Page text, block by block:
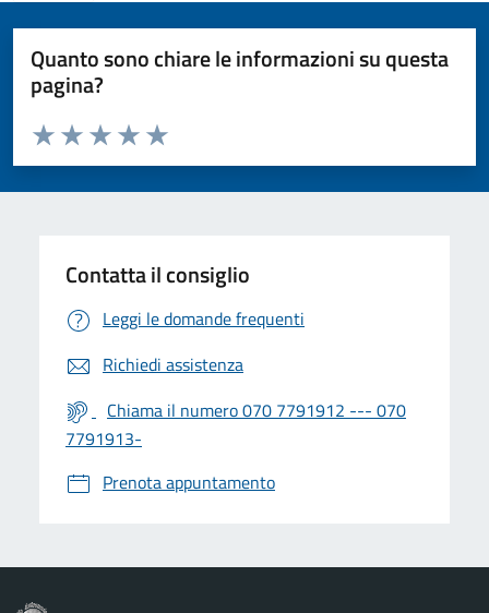
Quanto sono chiare le informazioni su questa
pagina?
Valuta da 1 a 5 stelle la pagina
Valuta 5 stelle su 5
Valuta 4 stelle su 5
Valuta 3 stelle su 5
Valuta 2 stelle su 5
Valuta 1 stelle su 5
Contatta il consiglio
Leggi le domande frequenti
Richiedi assistenza
Chiama il numero 070 7791912 --- 070
7791913-
Prenota appuntamento